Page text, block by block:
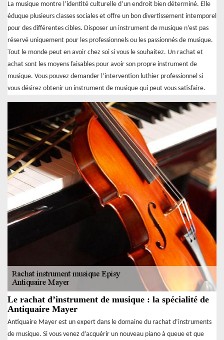
La musique montre l’identité culturelle d’un endroit bien déterminé. Elle
éduque plusieurs classes sociales et offre un bon divertissement intemporel
pour des différentes cibles. Disposer un instrument de musique n’est pas
réservé uniquement pour les professionnels ou les passionnés de musique.
Tout le monde peut en avoir chez soi si vous le souhaitez. Un rachat et
achat sont les moyens faisables pour avoir son propre instrument de
musique. Vous pouvez demander l’intervention luthier professionnel si
vous désirez obtenir un instrument de musique qui peut vous satisfaire.
Le rachat d’instrument de musique : la spécialité de
Antiquaire Mayer
Antiquaire Mayer est un expert dans le domaine du rachat d’instruments
de musique. Si vous venez d’acquérir un nouveau piano à queue et que